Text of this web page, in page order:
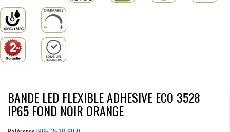
BANDE LED FLEXIBLE ADHESIVE ECO 3528
IP65 FOND NOIR ORANGE